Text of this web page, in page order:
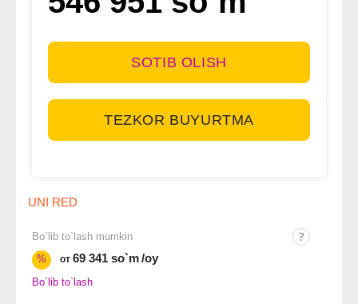
SOTIB OLISH
TEZKOR BUYURTMA
UNI RED
Bo`lib to`lash mumkin
%
от 69 341 so`m/oy
Bo`lib to`lash